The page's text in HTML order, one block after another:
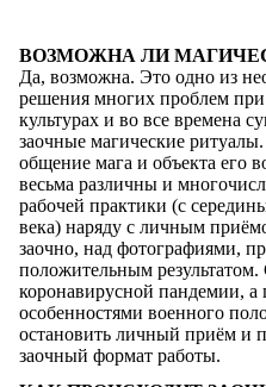
ВОЗМОЖНА ЛИ
Да, возможна. Это одно из
решения многих проблем
культурах и во все времена
заочные магические
общение мага и объекта его
весьма различны и
рабочей практики (с
века) наряду с личным
заочно, над фотографиями,
положительным
коронавирусной пандемии, а
особенностями военного
остановить личный приём и
заочный формат работы.